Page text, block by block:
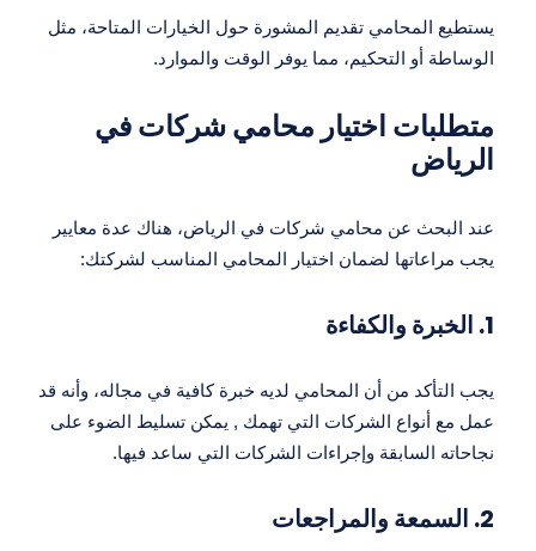
يستطيع المحامي تقديم المشورة حول الخيارات المتاحة، مثل
الوساطة أو التحكيم، مما يوفر الوقت والموارد.
متطلبات اختيار محامي شركات في
الرياض
عند البحث عن محامي شركات في الرياض، هناك عدة معايير
يجب مراعاتها لضمان اختيار المحامي المناسب لشركتك:
1. الخبرة والكفاءة
يجب التأكد من أن المحامي لديه خبرة كافية في مجاله، وأنه قد
عمل مع أنواع الشركات التي تهمك , يمكن تسليط الضوء على
نجاحاته السابقة وإجراءات الشركات التي ساعد فيها.
2. السمعة والمراجعات